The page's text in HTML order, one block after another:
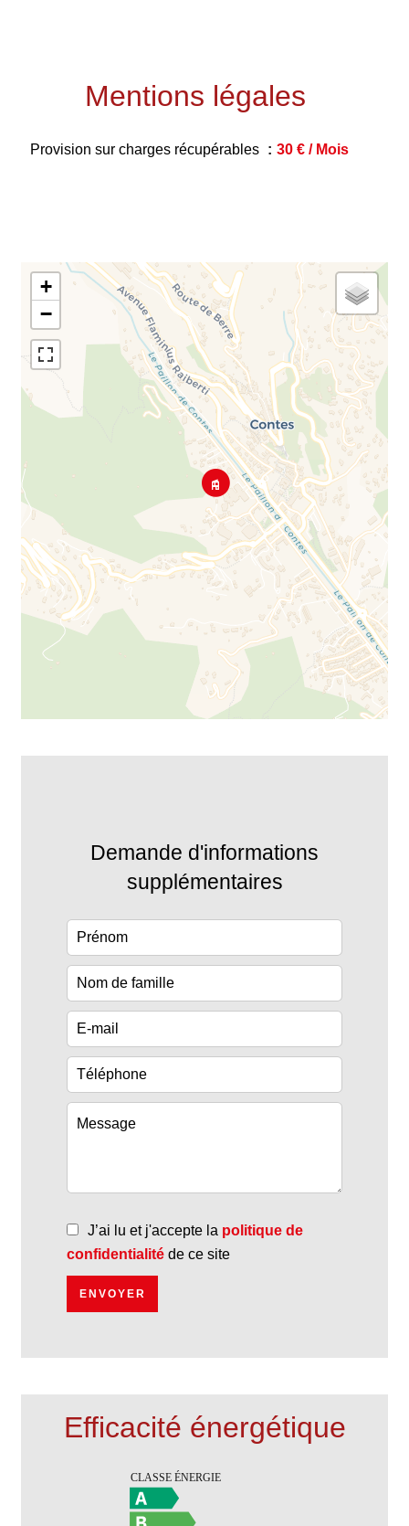
Mentions légales
Provision sur charges récupérables 30 € / Mois
+
−
Demande d'informations
supplémentaires
J’ai lu et j'accepte la politique de
confidentialité de ce site
ENVOYER
Efficacité énergétique